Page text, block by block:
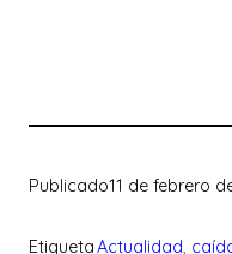
Publicado11 de febrero
EtiquetaActualidad